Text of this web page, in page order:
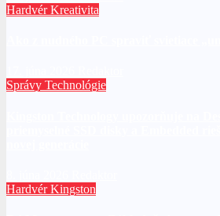
HardvérKreativita
Správy Technológie
HardvérKingston